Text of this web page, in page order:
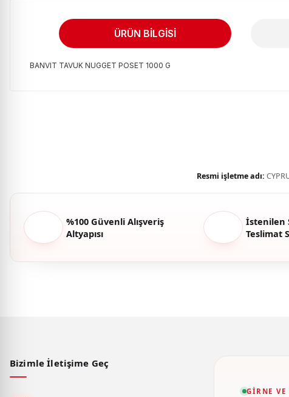
ÜRÜN BILGISI
BANVIT TAVUK NUGGET POSET 1000 G
Resmi işletme adı:
%100 Güvenli Alışveriş
Altyapısı
İstenilen
Teslimat
Bizimle İletişime Geç
GIRNE